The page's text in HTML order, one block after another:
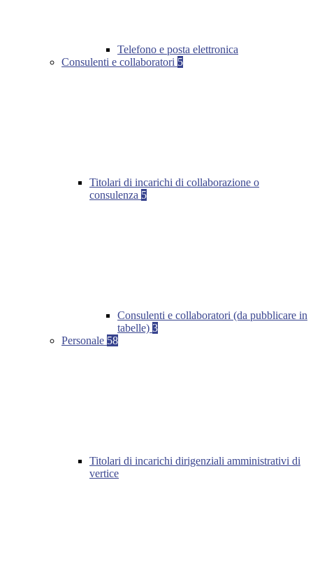
Telefono e posta elettronica
Consulenti e collaboratori 5
Titolari di incarichi di collaborazione o
consulenza 5
Consulenti e collaboratori (da pubblicare in
tabelle) 3
Personale 58
Titolari di incarichi dirigenziali amministrativi di
vertice